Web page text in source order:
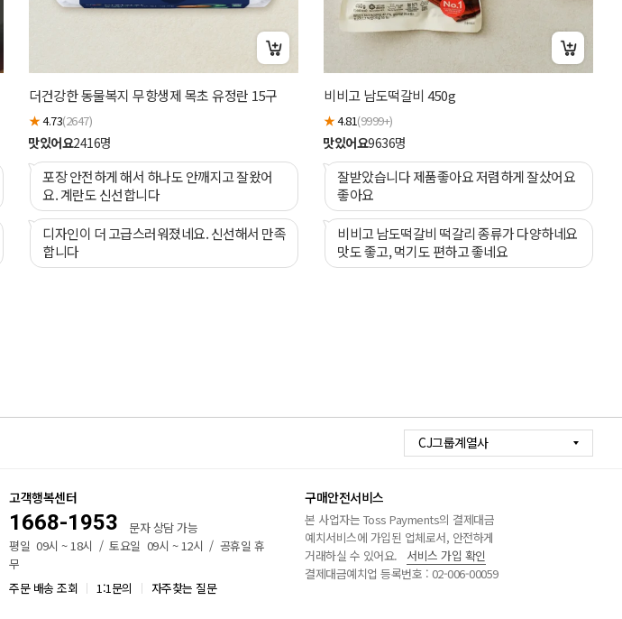
더건강한 동물복지 무항생제 목초 유정란 15구
★4.73(2647)
맛있어요2416명
포장 안전하게 해서 하나도 안깨지고 잘왔어
요. 계란도 신선합니다
디자인이 더 고급스러워졌네요. 신선해서 만족
합니다
비비고 남도떡갈비 450g
★4.81(9999+)
맛있어요9636명
잘받았습니다 제품좋아요 저렴하게 잘샀어요
좋아요
비비고 남도떡갈비 떡갈리 종류가 다양하네요
맛도 좋고, 먹기도 편하고 좋네요
CJ그룹계열사
고객행복센터
1668-1953
문자 상담 가능
평일 09시 ~ 18시 / 토요일 09시 ~ 12시 / 공휴일 휴
무
주문 배송 조회
1:1문의 자주찾는 질문
구매안전서비스
본 사업자는 Toss Payments의 결제대금
예치서비스에 가입된 업체로서, 안전하게
거래하실 수 있어요. 서비스 가입 확인
결제대금예치업 등록번호 : 02-006-00059